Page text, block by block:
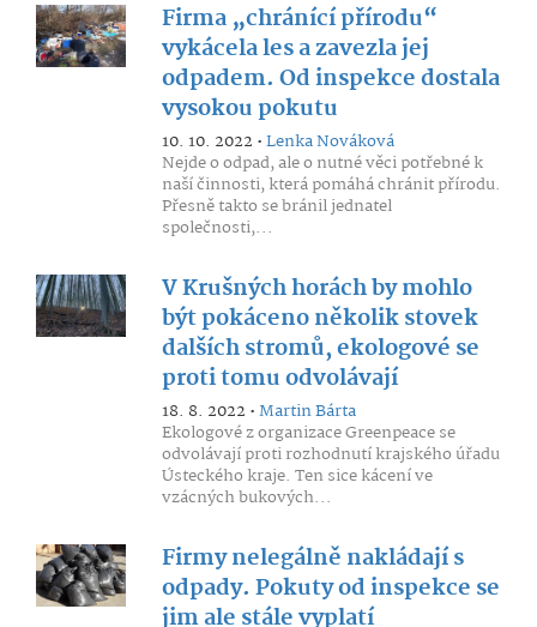
Firma „chránící přírodu“
vykácela les a zavezla jej
odpadem. Od inspekce dostala
vysokou pokutu
10. 10. 2022 •Lenka Nováková
Nejde o odpad, ale o nutné věci potřebné k
naší činnosti, která pomáhá chránit přírodu.
Přesně takto se bránil jednatel
společnosti,...
V Krušných horách by mohlo
být pokáceno několik stovek
dalších stromů, ekologové se
proti tomu odvolávají
18. 8. 2022 •Martin Bárta
Ekologové z organizace Greenpeace se
odvolávají proti rozhodnutí krajského úřadu
Ústeckého kraje. Ten sice kácení ve
vzácných bukových...
Firmy nelegálně nakládají s
odpady. Pokuty od inspekce se
jim ale stále vyplatí